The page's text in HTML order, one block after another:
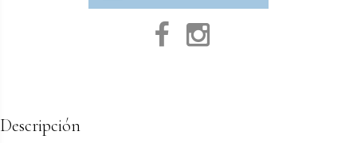
Descripción